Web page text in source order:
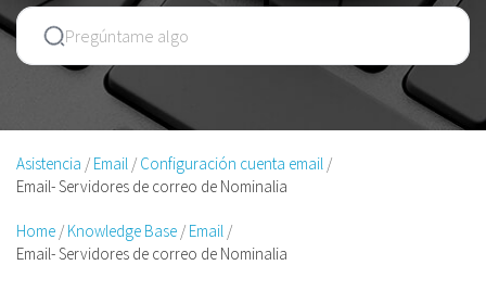
Asistencia Email
Configuración cuenta email
Email- Servidores de correo de Nominalia
Home Knowledge Base
Email
Email- Servidores de correo de Nominalia